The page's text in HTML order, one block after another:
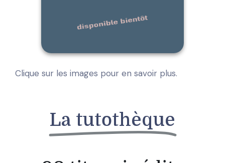
Clique sur les images pour en savoir plus.
La tutothèque